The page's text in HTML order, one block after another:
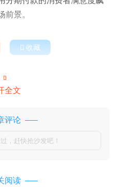
景。
 收藏

全文
评论
，赶快抢沙发吧！
阅读